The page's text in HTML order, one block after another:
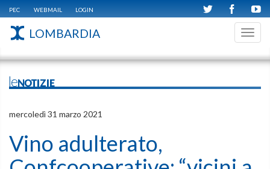
PEC WEBMAIL LOGIN
LOMBARDIA
leNOTIZIE
mercoledì 31 marzo 2021
Vino adulterato,